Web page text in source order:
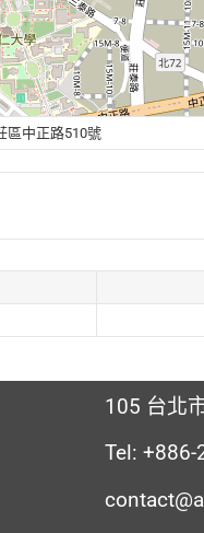
區中正路510號
105 台北
Tel: +886-